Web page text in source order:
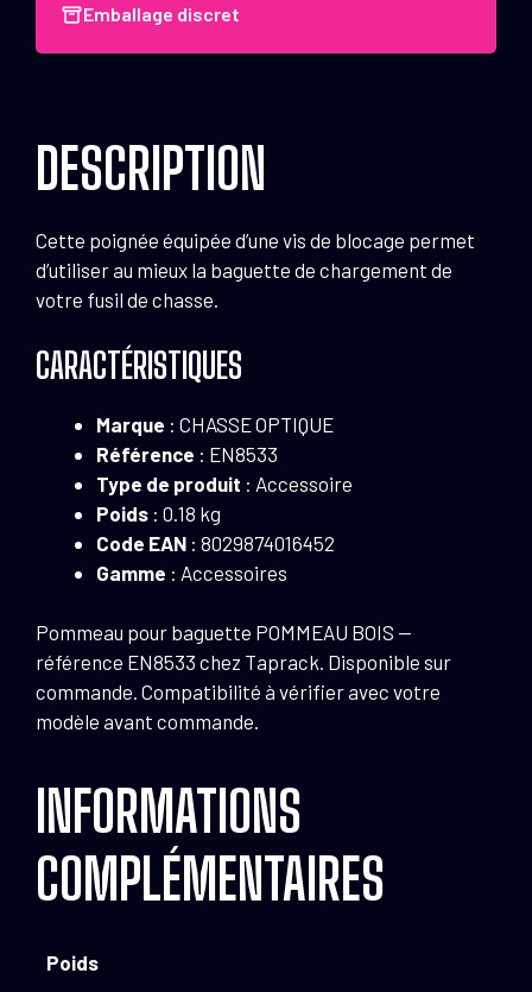
POMMEAU
Emballage discret
DESCRIPTION
Cette poignée équipée d’une vis de blocage permet
d’utiliser au mieux la baguette de chargement de
votre fusil de chasse.
CARACTÉRISTIQUES
Marque : CHASSE OPTIQUE
Référence : EN8533
Type de produit : Accessoire
Poids : 0.18 kg
Code EAN : 8029874016452
Gamme : Accessoires
Pommeau pour baguette POMMEAU BOIS —
référence EN8533 chez Taprack. Disponible sur
commande. Compatibilité à vérifier avec votre
modèle avant commande.
INFORMATIONS
COMPLÉMENTAIRES
Poids